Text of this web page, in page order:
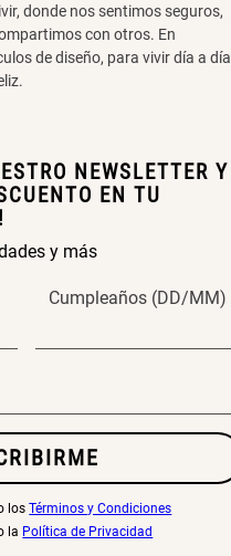
donde nos sentimos seguros,
con otros. En
de diseño, para vivir día a día
NEWSLETTER Y
EN TU
y más
Cumpleaños (DD/MM)
los Términos y Condiciones
la Política de Privacidad